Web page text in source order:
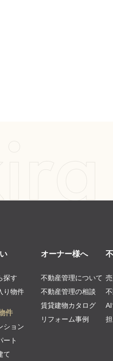
探す
り物件
件
ション
ート
て
オーナー様へ
不動産管理について
不動産管理の相談
賃貸建物カタログ
リフォーム事例